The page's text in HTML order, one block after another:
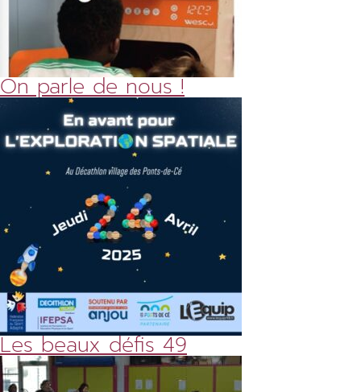
On parle de nous !
Les beaux défis 49